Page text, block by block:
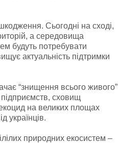
Сьогодні на сході,
а середовища
будуть потребувати
актуальність підтримки
“знищення всього живого”
підприємств, сховищ
на великих площах
українців.
природних екосистем –